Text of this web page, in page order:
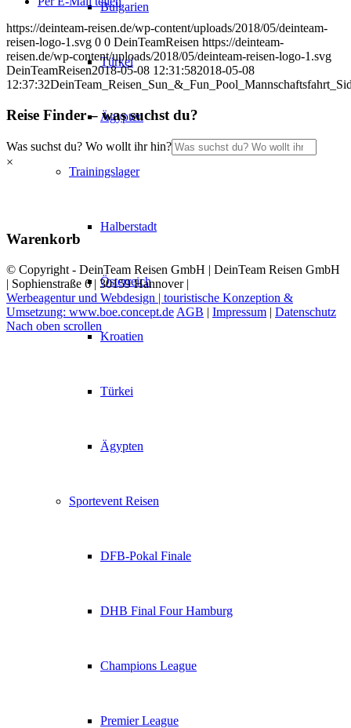
Bulgarien
Türkei
Ägypten
Trainingslager
Halberstadt
Österreich
Kroatien
Türkei
Ägypten
Sportevent Reisen
DFB-Pokal Finale
DHB Final Four Hamburg
Champions League
Premier League
https://deinteam-reisen.de/wp-content/uploads/2018/05/deinteam-
reisen-logo-1.svg 0 0 DeinTeamReisen https://deinteam-
reisen.de/wp-content/uploads/2018/05/deinteam-reisen-logo-1.svg
DeinTeamReisen2018-05-08 12:31:582018-05-08
12:37:32
Reise Finder – was suchst du?
Was suchst du? Wo wollt ihr hin?
×
Warenkorb
© Copyright - DeinTeam Reisen GmbH | DeinTeam Reisen GmbH
| Sophienstraße 6 | 30159 Hannover |
Werbeagentur und Webdesign | touristische Konzeption &
Umsetzung: www.boe.concept.de AGB | Impressum | Datenschutz
Nach oben scrollen